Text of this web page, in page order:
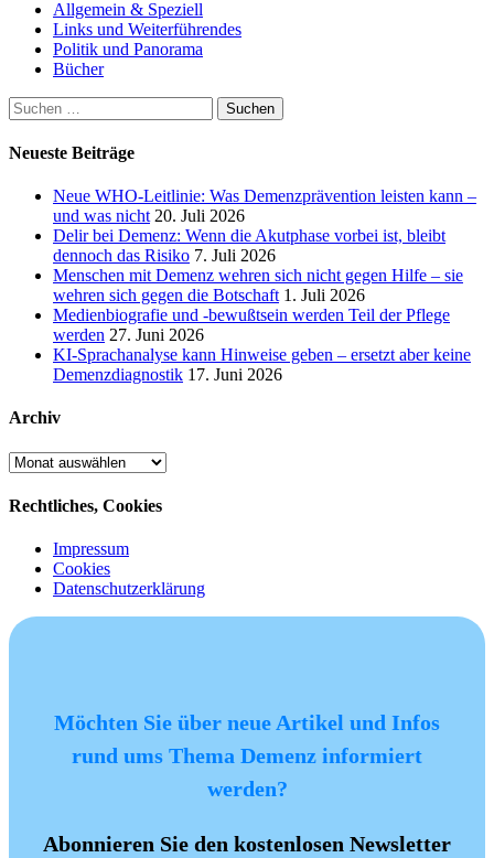
Allgemein & Speziell
Links und Weiterführendes
Politik und Panorama
Bücher
Suchen
nach:
Neueste Beiträge
Neue WHO-Leitlinie: Was Demenzprävention leisten kann –
und was nicht 20. Juli 2026
Delir bei Demenz: Wenn die Akutphase vorbei ist, bleibt
dennoch das Risiko 7. Juli 2026
Menschen mit Demenz wehren sich nicht gegen Hilfe – sie
wehren sich gegen die Botschaft 1. Juli 2026
Medienbiografie und -bewußtsein werden Teil der Pflege
werden 27. Juni 2026
KI-Sprachanalyse kann Hinweise geben – ersetzt aber keine
Demenzdiagnostik 17. Juni 2026
Archiv
Archiv
Rechtliches, Cookies
Impressum
Cookies
Datenschutzerklärung
Möchten Sie über neue Artikel und Infos
rund ums Thema Demenz informiert
werden?
Abonnieren Sie den kostenlosen Newsletter